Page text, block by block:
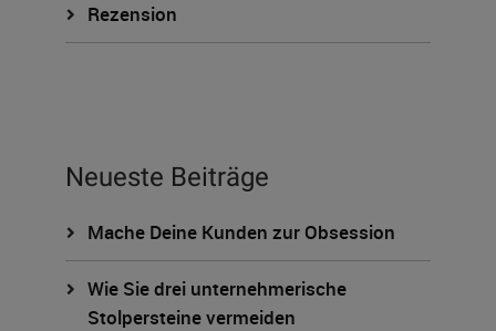
Rezension
Neueste Beiträge
Mache Deine Kunden zur Obsession
Wie Sie drei unternehmerische
Stolpersteine vermeiden